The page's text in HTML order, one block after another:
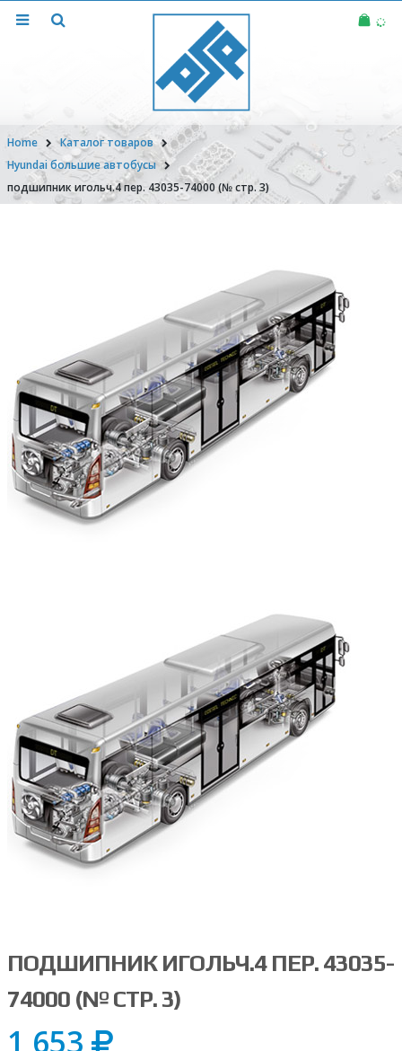
Home
Каталог товаров
Hyundai большие автобусы
подшипник игольч.4 пер. 43035-74000 (№ стр. 3)
ПОДШИПНИК ИГОЛЬЧ.4 ПЕР. 43035-
74000 (№ СТР. 3)
1 653